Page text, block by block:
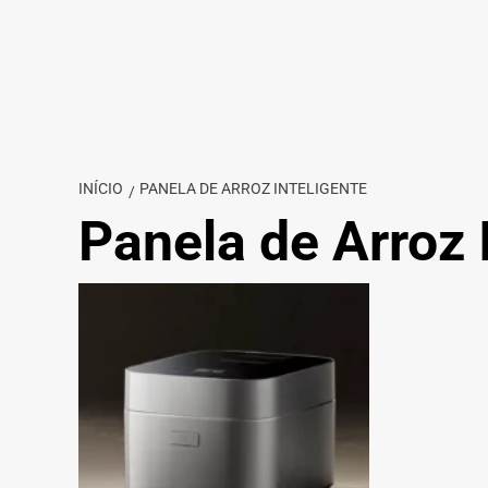
INÍCIO PANELA DE ARROZ INTELIGENTE
Panela de